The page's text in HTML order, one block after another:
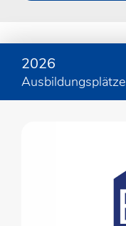
2026
Ausbildungsplätze